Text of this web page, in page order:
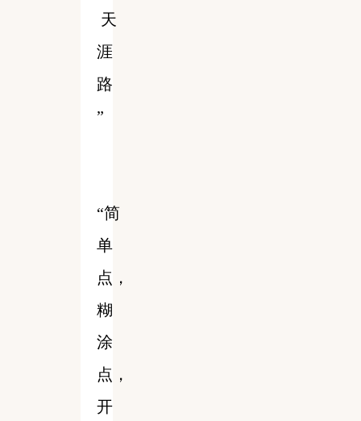
天
涯
路
”
“简
单
点，
糊
涂
点，
开